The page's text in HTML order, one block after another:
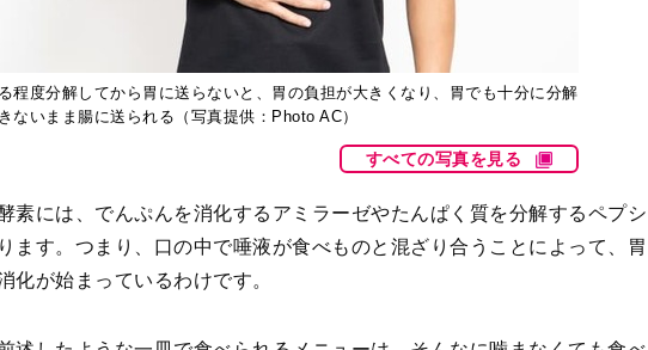
程度分解してから胃に送らないと、胃の負担が大きくなり、胃でも十分に分解
ないまま腸に送られる（写真提供：Photo AC）
すべての写真を見る
素には、でんぷんを消化するアミラーゼやたんぱく質を分解するペプシ
ます。つまり、口の中で唾液が食べものと混ざり合うことによって、胃
化が始まっているわけです。